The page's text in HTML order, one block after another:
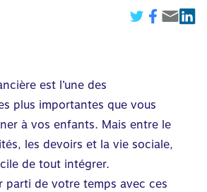
est l’une des
plus importantes que vous
à vos enfants. Mais entre le
les devoirs et la vie sociale,
de tout intégrer.
parti de votre temps avec ces